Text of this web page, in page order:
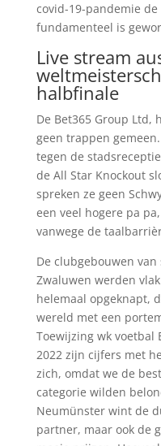
covid-19-pandemie
fundamenteel is
Live stream
halbfinale
De Bet365 Group Ltd,
geen trappen
tegen de
de All Star Knockout
spreken ze geen
een veel hogere pa
vanwege de
De clubgebouwen
Zwaluwen werden
helemaal opgeknapt,
wereld met een
Toewijzing wk ​​voetbal
2022 zijn cijfers met
zich, omdat we de
categorie wilden
Neumünster wint de
partner, maar ook de